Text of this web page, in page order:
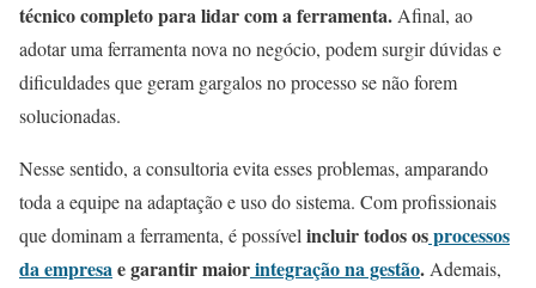
técnico completo para lidar com a ferramenta. Afinal, ao
adotar uma ferramenta nova no negócio, podem surgir dúvidas e
dificuldades que geram gargalos no processo se não forem
solucionadas.
Nesse sentido, a consultoria evita esses problemas, amparando
toda a equipe na adaptação e uso do sistema. Com profissionais
que dominam a ferramenta, é possível incluir todos osprocessos
da empresae garantir maiorintegração na gestão. Ademais,